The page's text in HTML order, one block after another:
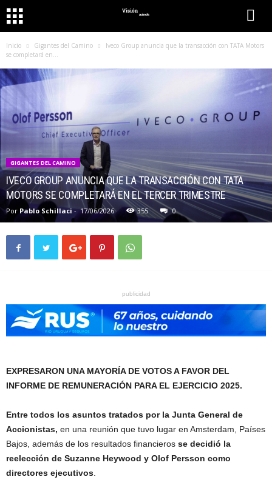
Inicio Gigantes del Camino
Iveco Group anuncia que la transacción con TATA Motors
se completará en...
GIGANTES DEL CAMINO
IVECO GROUP ANUNCIA QUE LA TRANSACCIÓN CON TATA
MOTORS SE COMPLETARÁ EN EL TERCER TRIMESTRE
Por Pablo Schillaci- 17/06/2026 355 0
publicidad
EXPRESARON UNA MAYORÍA DE VOTOS A FAVOR DEL
INFORME DE REMUNERACIÓN PARA EL EJERCICIO 2025.
Entre todos los asuntos tratados por la Junta General de
Accionistas, en una reunión que tuvo lugar en Amsterdam, Países
Bajos, además de los resultados financieros se decidió la
reelección de Suzanne Heywood y Olof Persson como
directores ejecutivos.